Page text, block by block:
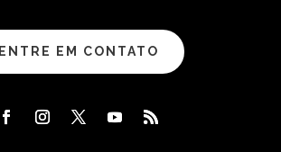
ENTRE EM CONTATO